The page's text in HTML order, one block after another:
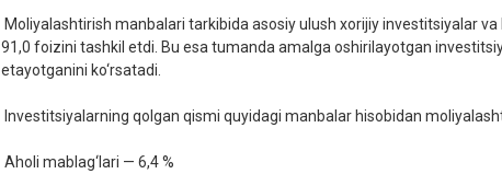
Moliyalashtirish manbalari tarkibida asosiy ulush xorijiy investitsiyalar
91,0 foizini tashkil etdi. Bu esa tumanda amalga oshirilayotgan
etayotganini ko‘rsatadi.
Investitsiyalarning qolgan qismi quyidagi manbalar hisobidan
Aholi mablag‘lari — 6,4 %